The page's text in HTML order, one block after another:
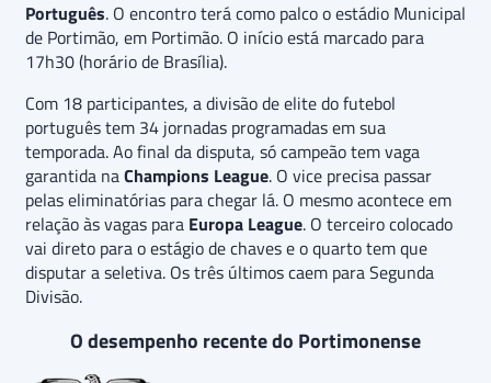
Português. O encontro terá como palco o estádio Municipal
de Portimão, em Portimão. O início está marcado para
17h30 (horário de Brasília).
Com 18 participantes, a divisão de elite do futebol
português tem 34 jornadas programadas em sua
temporada. Ao final da disputa, só campeão tem vaga
garantida naChampions League. O vice precisa passar
pelas eliminatórias para chegar lá. O mesmo acontece em
relação às vagas para Europa League. O terceiro colocado
vai direto para o estágio de chaves e o quarto tem que
disputar a seletiva. Os três últimos caem para Segunda
Divisão.
O desempenho recente do Portimonense